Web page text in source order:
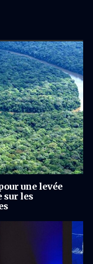
une levée
sur les